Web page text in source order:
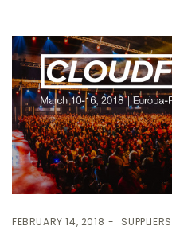
FEBRUARY 14, 2018 SUPPLIERS